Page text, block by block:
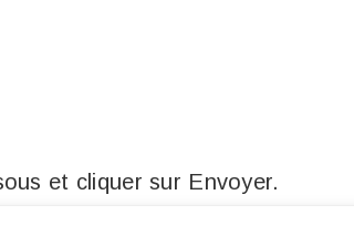
et cliquer sur Envoyer.